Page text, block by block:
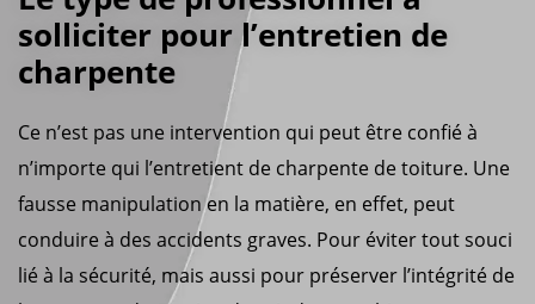
solliciter pour l’entretien de
charpente
Ce n’est pas une intervention qui peut être confié à
n’importe qui l’entretient de charpente de toiture. Une
fausse manipulation en la matière, en effet, peut
conduire à des accidents graves. Pour éviter tout souci
lié à la sécurité, mais aussi pour préserver l’intégrité de